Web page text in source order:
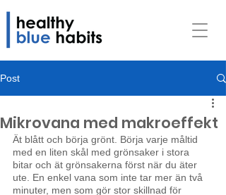
Post
Mikrovana med makroeffekt
Ät blått och börja grönt. Börja varje måltid
med en liten skål med grönsaker i stora
bitar och ät grönsakerna först när du äter
ute. En enkel vana som inte tar mer än två
minuter, men som gör stor skillnad för